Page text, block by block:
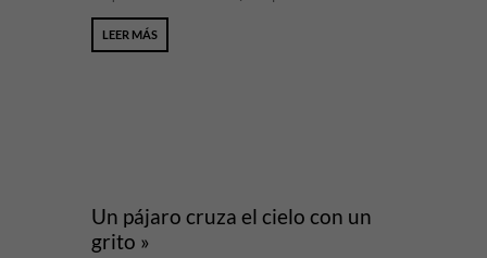
LEER MÁS
Un pájaro cruza el cielo con un
grito »